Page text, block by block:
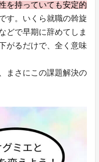
を持っていても安定的
す。いくら就職の斡旋
どで早期に辞めてしま
がるだけで、全く意味
まさにこの課題解決の